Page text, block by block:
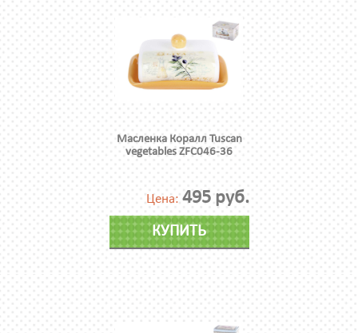
Масленка Коралл Tuscan
vegetables ZFC046-36
Цена: 495 руб.
КУПИТЬ